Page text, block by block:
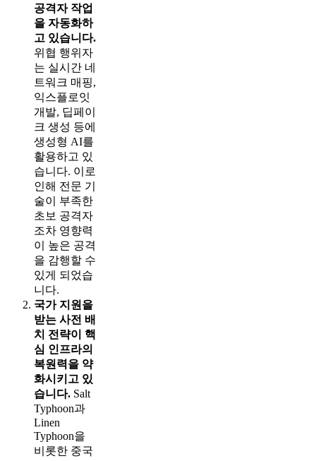
공격자 작업
을 자동화하
고 있습니다.
위협 행위자
는 실시간 네
트워크 매핑,
익스플로잇
개발, 딥페이
크 생성 등에
생성형 AI를
활용하고 있
습니다. 이로
인해 전문 기
술이 부족한
초보 공격자
조차 영향력
이 높은 공격
을 감행할 수
있게 되었습
니다.
국가 지원을
받는 사전 배
치 전략이 핵
심 인프라의
복원력을 약
화시키고 있
습니다. Salt
Typhoon과
Linen
Typhoon을
비롯한 중국